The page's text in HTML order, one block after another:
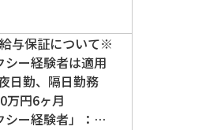
与保証について※
ー経験者は適用
日勤、隔日勤務
30万円6ヶ月
シー経験者」：…